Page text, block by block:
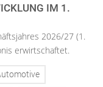
IM 1.
2026/27 (1.
erwirtschaftet.